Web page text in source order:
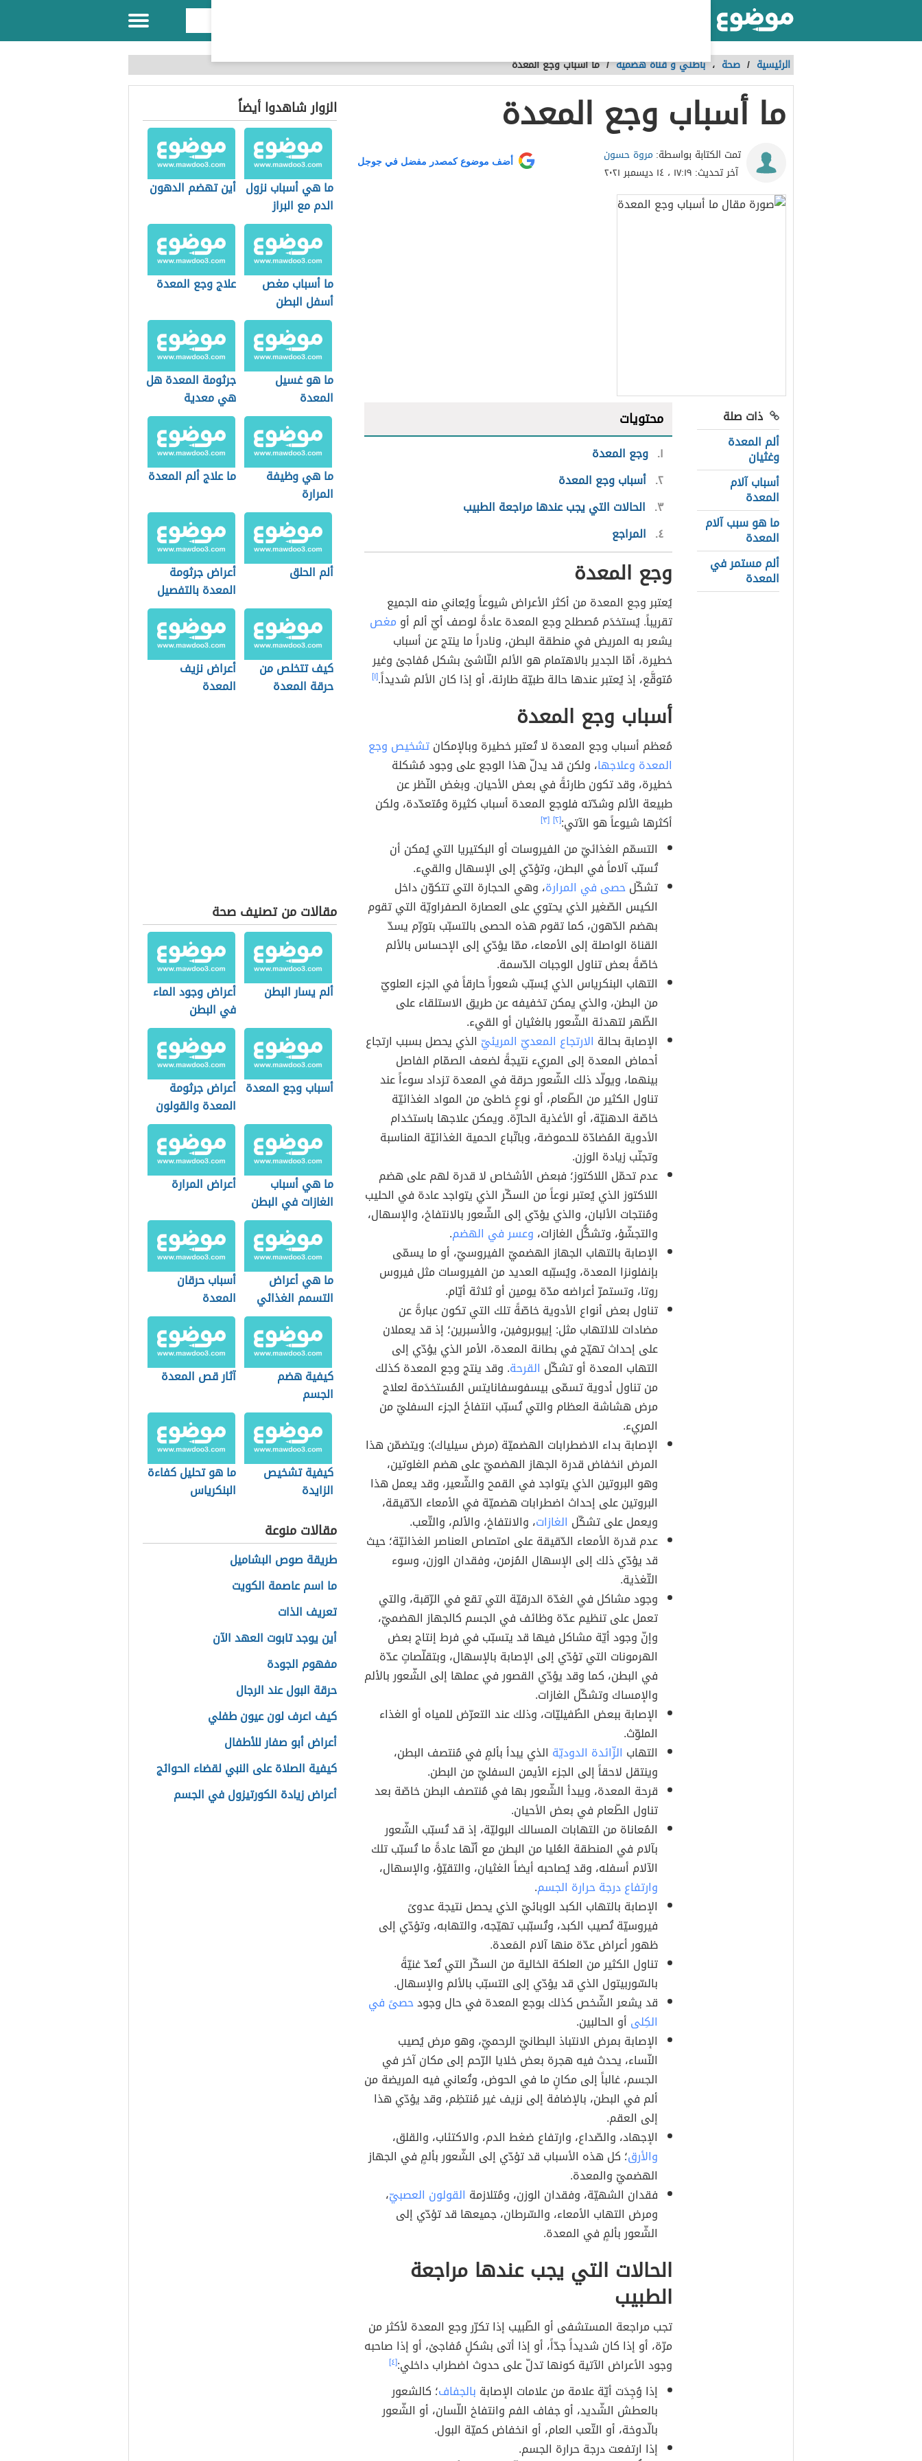
الرئيسية / صحة ،باطني و قناة هضمية /ما أسباب وجع المعدة
ما أسباب وجع المعدة
تمت الكتابة بواسطة: مروة حسون
آخر تحديث: ١٧:١٩ ، ١٤ ديسمبر ٢٠٢١
أضف موضوع كمصدر مفضل في جوجل
ذات صلة
ألم المعدة
وغثيان
أسباب آلام
المعدة
ما هو سبب آلام
المعدة
ألم مستمر في
المعدة
محتويات
١ وجع المعدة
٢ أسباب وجع المعدة
٣ الحالات التي يجب عندها مراجعة الطبيب
٤ المراجع
وجع المعدة
يُعتبر وجع المعدة من أكثر الأعراض شيوعاً ويُعاني منه الجميع
تقريباً. يُستخدَم مُصطلح وجع المعدة عادةً لوصف أيّ ألم أو مغص
يشعر به المريض في منطقة البطن، ونادراً ما ينتج عن أسباب
خطيرة، أمّا الجدير بالاهتمام هو الألم النّاشئ بشكل مُفاجئ وغير
مُتوقَّع، إذ يُعتبر عندها حالة طبيّة طارئة، أو إذا كان الألم شديداً.[١]
أسباب وجع المعدة
مُعظم أسباب وجع المعدة لا تُعتبر خطيرة وبالإمكانتشخيص وجع
المعدة وعلاجها، ولكن قد يدلّ هذا الوجع على وجود مُشكلة
خطيرة، وقد تكون طارئةً في بعض الأحيان. وبغض النّظر عن
طبيعة الألم وشدّته فلوجع المعدة أسباب كثيرة ومُتعدّدة، ولكن
أكثرها شيوعاً هو الآتي:[٢] [٣]
التسمّم الغذائيّ من الفيروسات أو البكتيريا التي يُمكن أن
تُسبّب آلاماً في البطن، وتؤدّي إلى الإسهال والقيء.
تشكّلحصى في المرارة، وهي الحجارة التي تتكوّن داخل
الكيس الصّغير الذي يحتوي على العصارة الصفراويّة التي تقوم
بهضم الدّهون، كما تقوم هذه الحصى بالتسبّب بتورّم يسدّ
القناة الواصلة إلى الأمعاء، ممّا يؤدّي إلى الإحساس بالألم
خاصّةً بعض تناول الوجبات الدّسمة.
التهاب البنكرياس الذي يُسبّب شعوراً حارقاً في الجزء العلويّ
من البطن، والذي يمكن تخفيفه عن طريق الاستلقاء على
الظّهر لتهدئة الشّعور بالغثيان أو القيء.
الإصابة بحالة الارتجاع المعديّ المريئيّ الذي يحصل بسبب ارتجاع
أحماض المعدة إلى المريء نتيجةً لضعف الصمّام الفاصل
بينهما، ويولّد ذلك الشّعور حرقة في المعدة تزداد سوءاً عند
تناول الكثير من الطّعام، أو نوعٍ خاطئ من المواد الغذائيّة
خاصّة الدهنيّة، أو الأغذية الحارّة. ويمكن علاجها باستخدام
الأدوية المُضادّة للحموضة، وباتّباع الحمية الغذائيّة المناسبة
وتجنّب زيادة الوزن.
عدم تحمّل اللاكتوز؛ فبعض الأشخاص لا قدرة لهم على هضم
اللاكتوز الذي يُعتبر نوعاً من السكّر الذي يتواجد عادة في الحليب
ومُنتجات الألبان، والذي يؤدّي إلى الشّعور بالانتفاخ، والإسهال،
والتجشّؤ، وتشكُّل الغازات، وعسر في الهضم.
الإصابة بالتهاب الجهاز الهضميّ الفيروسيّ، أو ما يسمّى
بإنفلونزا المعدة، ويُسبّبه العديد من الفيروسات مثل فيروس
روتا، وتستمرّ أعراضه مدّة يومين أو ثلاثة أيّام.
تناول بعض أنواع الأدوية خاصّةً تلك التي تكون عبارةً عن
مضادات للالتهاب مثل: إيبوبروفين، والأسبرين؛ إذ قد يعملان
على إحداث تهيّج في بطانة المعدة، الأمر الذي يؤدّي إلى
التهاب المعدة أو تشكّل القرحة. وقد ينتج وجع المعدة كذلك
من تناول أدوية تسمّى بيسفوسفانايتس المُستخدَمة لعلاج
مرض هشاشة العظام والتي تُسبّب انتفاخَ الجزء السفليّ من
المريء.
الإصابة بداء الاضطرابات الهضميّة (مرض سيلياك): ويتضمّن هذا
المرض انخفاض قدرة الجهاز الهضميّ على هضم الغلوتين،
وهو البروتين الذي يتواجد في القمح والشّعير، وقد يعمل هذا
البروتين على إحداث اضطرابات هضميّة في الأمعاء الدّقيقة،
ويعمل على تشكّل الغازات، والانتفاخ، والألم، والتّعب.
عدم قدرة الأمعاء الدّقيقة على امتصاص العناصر الغذائيّة؛ حيث
قد يؤدّي ذلك إلى الإسهال المُزمن، وفقدان الوزن، وسوء
التّغذية.
وجود مشاكل في الغدّة الدرقيّة التي تقع في الرّقبة، والتي
تعمل على تنظيم عدّة وظائف في الجسم كالجهاز الهضميّ،
وإنّ وجود أيّة مشاكل فيها قد يتسبّب في فرط إنتاج بعض
الهرمونات التي تؤدّي إلى الإصابة بالإسهال، وبتقلّصاتٍ عدّة
في البطن، كما وقد يؤدّي القصور في عملها إلى الشّعور بالألم
والإمساك وتشكّل الغازات.
الإصابة ببعض الطُفيليّات، وذلك عند التعرّض للمياه أو الغذاء
الملوّث.
التهاب الزّائدة الدوديّة الذي يبدأ بألمٍ في مُنتصف البطن،
وينتقل لاحقاً إلى الجزء الأيمن السفليّ من البطن.
قرحة المعدة، ويبدأ الشّعور بها في مُنتصف البطن خاصّة بعد
تناول الطّعام في بعض الأحيان.
المُعاناة من التهابات المسالك البوليّة، إذ قد تُسبّب الشّعور
بآلام في المنطقة العُليا من البطن مع أنّها عادةً ما تُسبّب تلك
الآلام أسفله، وقد يُصاحبه أيضاً الغثيان، والتقيّؤ، والإسهال،
وارتفاع درجة حرارة الجسم.
الإصابة بالتهاب الكبد الوبائيّ الذي يحصل نتيجة عدوىً
فيروسيّة تُصيب الكبد، وتُسبّبب تهيّجه، والتهابه، وتؤدّي إلى
ظهور أعراض عدّة منها آلام المَعدة.
تناول الكثير من العلكة الخالية من السكّر التي تُعدّ غنيّةً
بالسّوربيتول الذي قد يؤدّي إلى التسبّب بالألم والإسهال.
قد يشعر الشّخص كذلك بوجع المعدة في حال وجودحصىً في
الكِلى أو الحالبين.
الإصابة بمرض الانتباذ البطانيّ الرحميّ، وهو مرض يُصيب
النّساء، يحدث فيه هجرة بعض خلايا الرّحم إلى مكان آخر في
الجسم، غالباً إلى مكانٍ ما في الحوض، وتُعاني فيه المريضة من
ألم في البطن، بالإضافة إلى نزيف غير مُنتظِم، وقد يؤدّي هذا
إلى العقم.
الإجهاد، والصّداع، وارتفاع ضغط الدم، والاكتئاب، والقلق،
والأرق؛ كل هذه الأسباب قد تؤدّي إلى الشّعور بألمٍ في الجهاز
الهضميّ والمعدة.
فقدان الشهيّة، وفقدان الوزن، ومُتلازمة القولون العصبيّ،
ومرض التهاب الأمعاء، والسّرطان، جميعها قد تؤدّي إلى
الشّعور بألمٍ في المعدة.
الحالات التي يجب عندها مراجعة
الطبيب
تجب مراجعة المستشفى أو الطّبيب إذا تكرّر وجع المعدة لأكثر من
مرّة، أو إذا كان شديداً جدّاً، أو إذا أتى بشكلٍ مُفاجئ، أو إذا صاحبه
وجود الأعراض الآتية كونها تدلّ على حدوث اضطراب داخلي:[٤]
إذا وُجِدَت أيّة علامة من علامات الإصابة بالجفاف؛ كالشعور
بالعطش الشّديد، أو جفاف الفم وانتفاخ اللّسان، أو الشّعور
بالّدوخة، أو التّعب العام، أو انخفاض كميّة البول.
إذا ارتفعت درجة حرارة الجسم.
الزوار شاهدوا أيضاً
ما هي أسباب نزول
الدم مع البراز
أين تهضم الدهون
ما أسباب مغص
أسفل البطن
علاج وجع المعدة
ما هو غسيل
المعدة
جرثومة المعدة هل
هي معدية
ما هي وظيفة
المرارة
ما علاج ألم المعدة
ألم الحلق
أعراض جرثومة
المعدة بالتفصيل
كيف تتخلص من
حرقة المعدة
أعراض نزيف
المعدة
مقالات من تصنيف صحة
ألم يسار البطن
أعراض وجود الماء
في البطن
أسباب وجع المعدة أعراض جرثومة
المعدة والقولون
ما هي أسباب
الغازات في البطن
أعراض المرارة
ما هي أعراض
التسمم الغذائي
أسباب حرقان
المعدة
كيفية هضم
الجسم
للكربوهيدرات
آثار قص المعدة
كيفية تشخيص
الزايدة
ما هو تحليل كفاءة
البنكرياس
مقالات منوعة
طريقة صوص البشاميل
ما اسم عاصمة الكويت
تعريف الذات
أين يوجد تابوت العهد الآن
مفهوم الجودة
حرقة البول عند الرجال
كيف اعرف لون عيون طفلي
أعراض أبو صفار للأطفال
كيفية الصلاة على النبي لقضاء الحوائج
أعراض زيادة الكورتيزول في الجسم